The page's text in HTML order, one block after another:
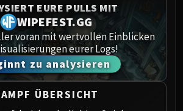
Garrosh Hellscream
OF THUNDER
Jin'rokh the Breaker
Horridon
Council of Elders
Tortos
Megaera
EURE PULLS MIT
WIPEFEST.GG
voran mit wertvollen Einblicken
eurer Logs!
zu analysieren
ÜBERSICHT